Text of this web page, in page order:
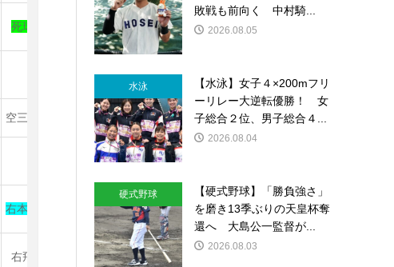
死球
空三振
右本①
右飛
敗戦も前向く 中村騎...
2026.08.05
水泳
【水泳】女子４×200mフリ
ーリレー大逆転優勝！ 女
子総合２位、男子総合４...
2026.08.04
硬式野球
【硬式野球】「勝負強さ」
を磨き13季ぶりの天皇杯奪
還へ 大島公一監督が...
2026.08.03